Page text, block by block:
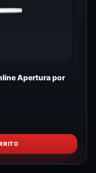
Apertura por